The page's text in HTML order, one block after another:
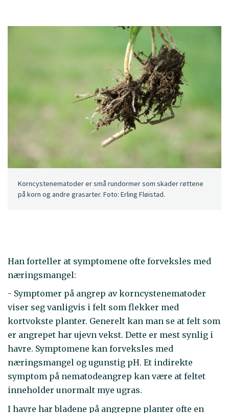
Korncystenematoder er små rundormer som skader røttene
på korn og andre grasarter. Foto: Erling Fløistad.
Han forteller at symptomene ofte forveksles med
næringsmangel:
- Symptomer på angrep av korncystenematoder
viser seg vanligvis i felt som flekker med
kortvokste planter. Generelt kan man se at felt som
er angrepet har ujevn vekst. Dette er mest synlig i
havre. Symptomene kan forveksles med
næringsmangel og ugunstig pH. Et indirekte
symptom på nematodeangrep kan være at feltet
inneholder unormalt mye ugras.
I havre har bladene på angrepne planter ofte en